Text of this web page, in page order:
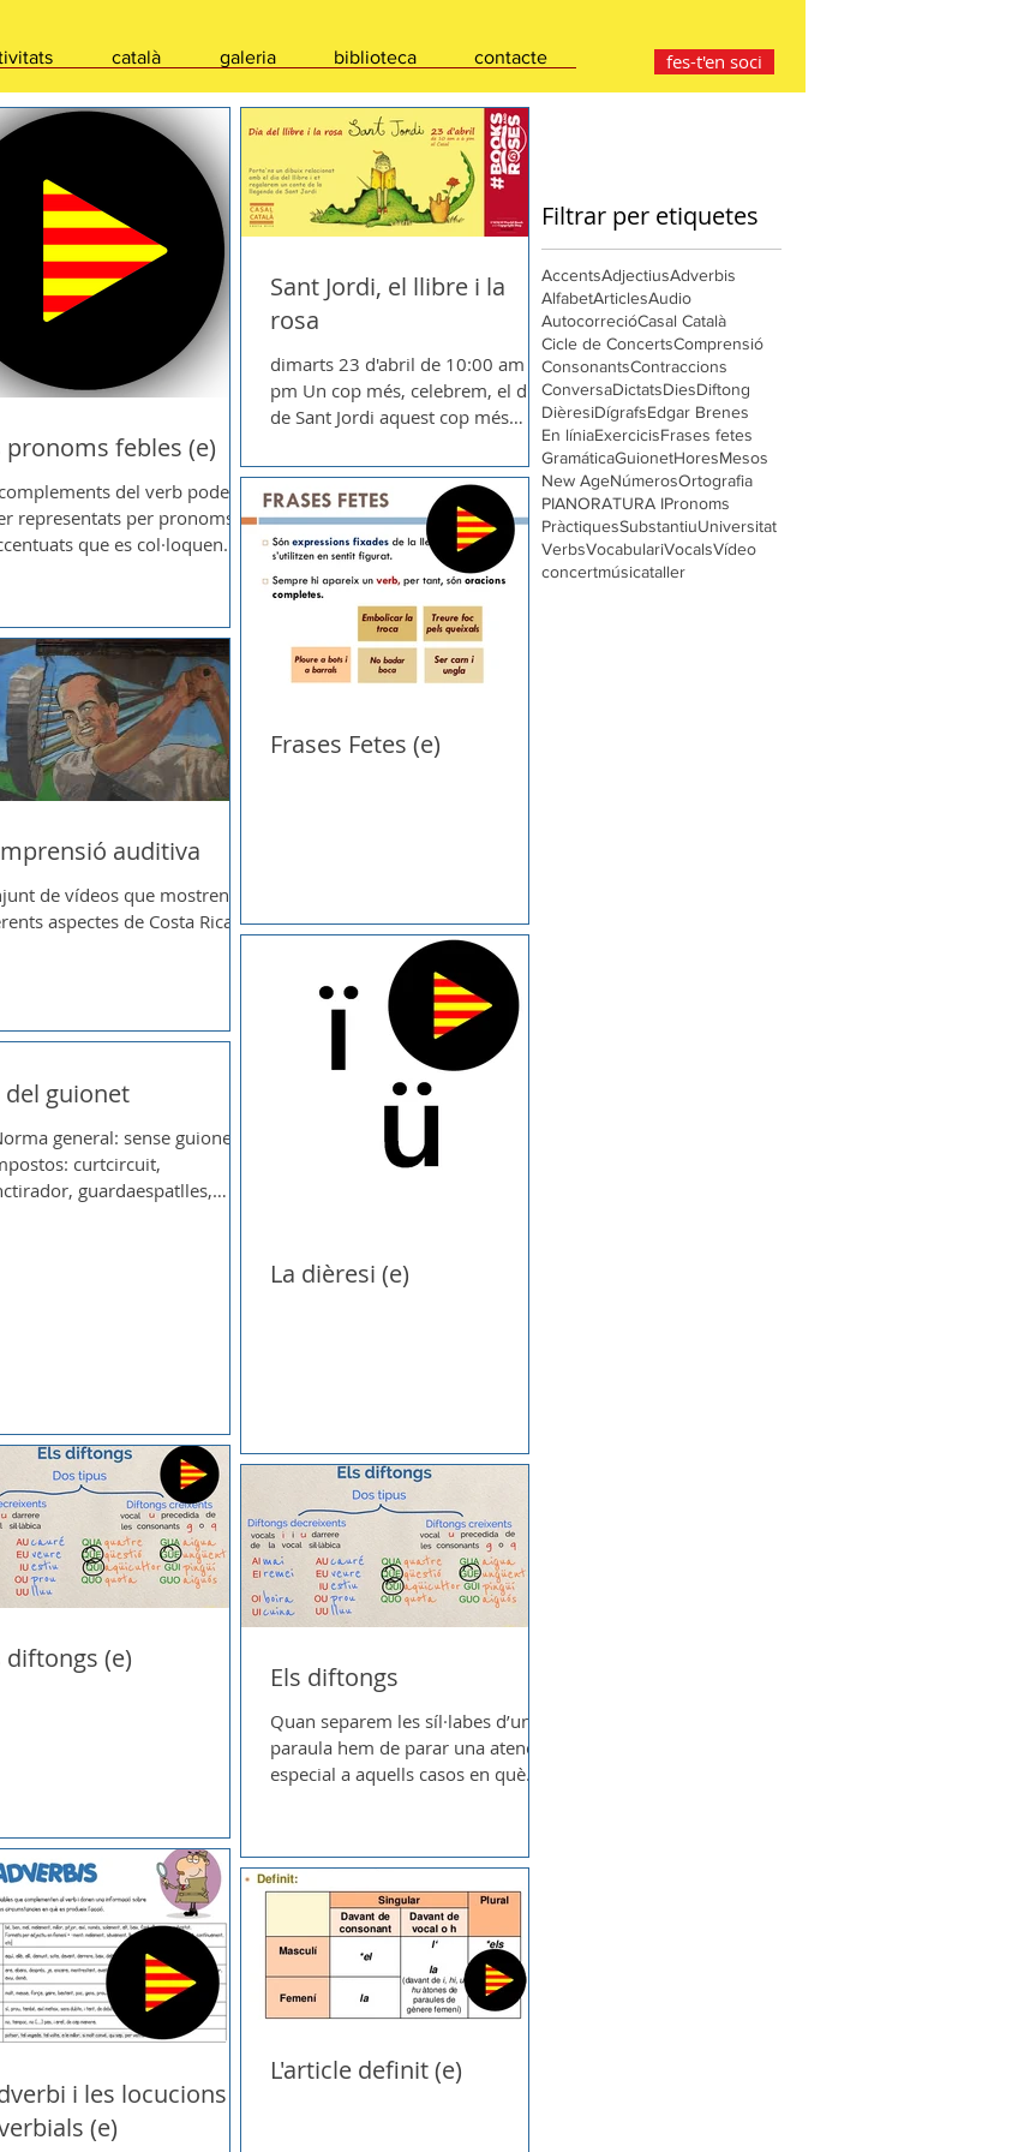
català galeria biblioteca contacte fes-t'en soci
pronoms febles (e)
del verb poden
representats per pronoms
que es col·loquen
Sant Jordi, el llibre i la
rosa
dimarts 23 d'abril de 10:00 am a 6
pm Un cop més, celebrem, el dia
de Sant Jordi aquest cop més
aquell...
auditiva
de vídeos que mostren
aspectes de Costa Rica.
Frases Fetes (e)
del guionet
general: sense guionet
curtcircuit,
guardaespatlles,
La dièresi (e)
diftongs (e)
Els diftongs
Quan separem les síl·labes d’una
paraula hem de parar una atenció
especial a aquells casos en què
i les locucions
(e)
L'article definit (e)
Filtrar per etiquetes
AccentsAdjectiusAdverbis
AlfabetArticlesAudio
AutocorrecióCasal Català
Cicle de ConcertsComprensió
ConsonantsContraccions
ConversaDictatsDiesDiftong
DièresiDígrafsEdgar Brenes
En líniaExercicisFrases fetes
GramáticaGuionetHoresMesos
New AgeNúmerosOrtografia
PIANORATURA IPronoms
PràctiquesSubstantiuUniversitat
VerbsVocabulariVocalsVídeo
concertmúsicataller